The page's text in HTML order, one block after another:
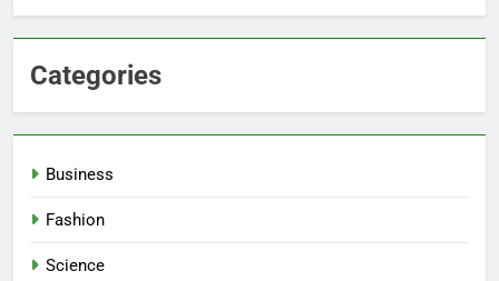
Categories
Business
Fashion
Science